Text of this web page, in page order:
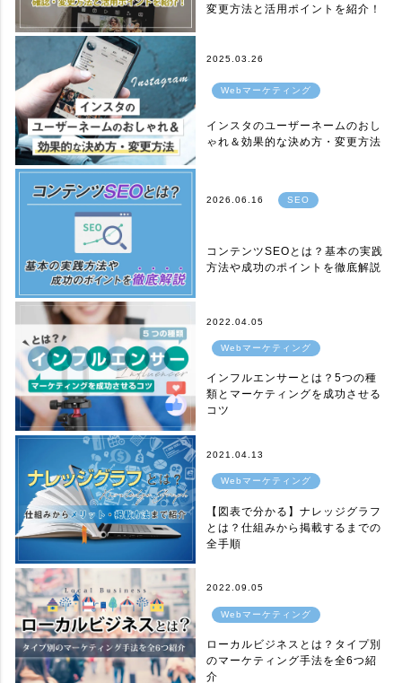
変更方法と活用ポイントを紹介！
2025.03.26
Webマーケティング
インスタのユーザーネームのおし
ゃれ＆効果的な決め方・変更方法
2026.06.16 SEO
コンテンツSEOとは？基本の実践
方法や成功のポイントを徹底解説
2022.04.05
Webマーケティング
インフルエンサーとは？5つの種
類とマーケティングを成功させる
コツ
2021.04.13
Webマーケティング
【図表で分かる】ナレッジグラフ
とは？仕組みから掲載するまでの
全手順
2022.09.05
Webマーケティング
ローカルビジネスとは？タイプ別
のマーケティング手法を全6つ紹
介